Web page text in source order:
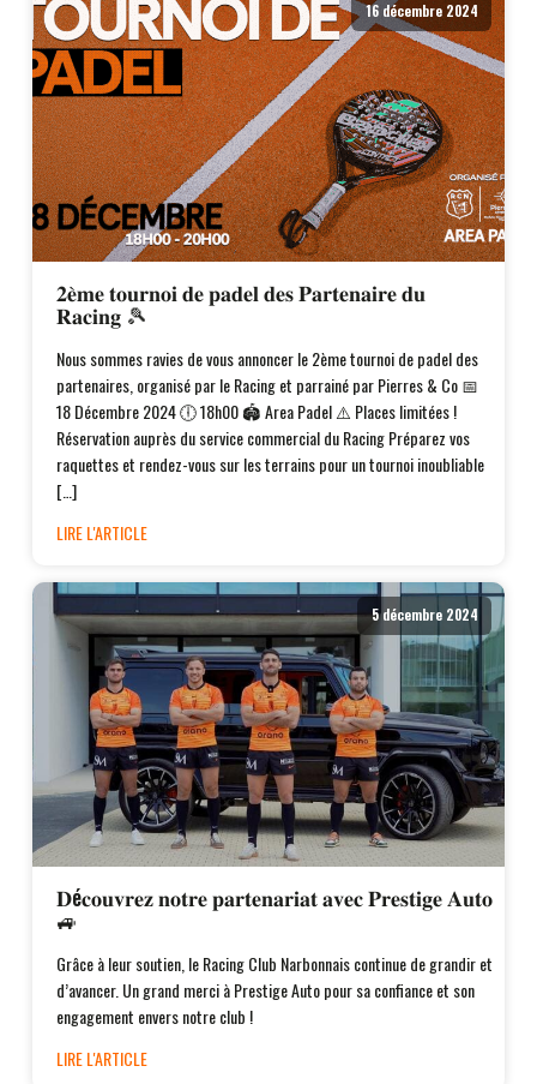
16 décembre 2024
𝟐𝐞̀𝐦𝐞 𝐭𝐨𝐮𝐫𝐧𝐨𝐢 𝐝𝐞 𝐩𝐚𝐝𝐞𝐥 𝐝𝐞𝐬 𝐏𝐚𝐫𝐭𝐞𝐧𝐚𝐢𝐫𝐞 𝐝𝐮
𝐑𝐚𝐜𝐢𝐧𝐠 🎾
Nous sommes ravies de vous annoncer le 2ème tournoi de padel des
partenaires, organisé par le Racing et parrainé par Pierres & Co 📅
18 Décembre 2024 🕕 18h00 🏟️ Area Padel ⚠️ Places limitées !
Réservation auprès du service commercial du Racing Préparez vos
raquettes et rendez-vous sur les terrains pour un tournoi inoubliable
[…]
LIRE L'ARTICLE
5 décembre 2024
𝐃é𝐜𝐨𝐮𝐯𝐫𝐞𝐳 𝐧𝐨𝐭𝐫𝐞 𝐩𝐚𝐫𝐭𝐞𝐧𝐚𝐫𝐢𝐚𝐭 𝐚𝐯𝐞𝐜 𝐏𝐫𝐞𝐬𝐭𝐢𝐠𝐞 𝐀𝐮𝐭𝐨
🚙
Grâce à leur soutien, le Racing Club Narbonnais continue de grandir et
d’avancer. Un grand merci à Prestige Auto pour sa confiance et son
engagement envers notre club !
LIRE L'ARTICLE